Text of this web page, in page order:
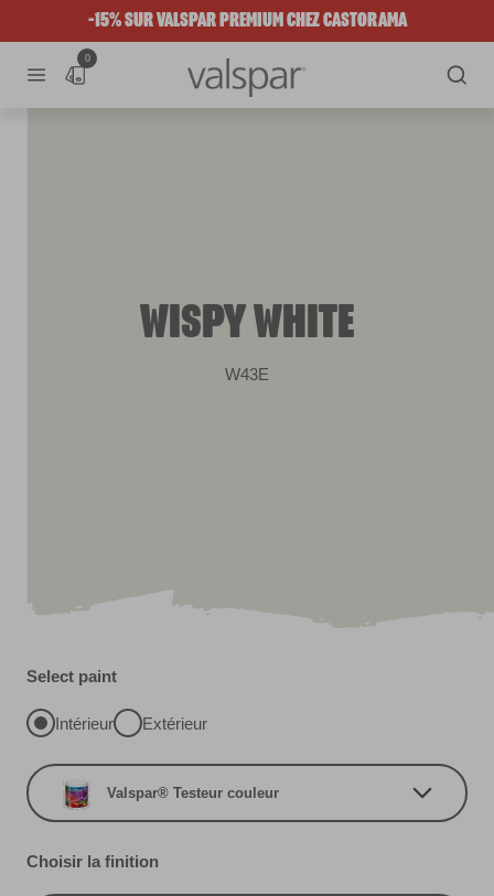
-15% SUR VALSPAR PREMIUM CHEZ CASTORAMA
0
WISPY WHITE
W43E
Select paint
Intérieur Extérieur
Valspar® Testeur couleur
Choisir la finition